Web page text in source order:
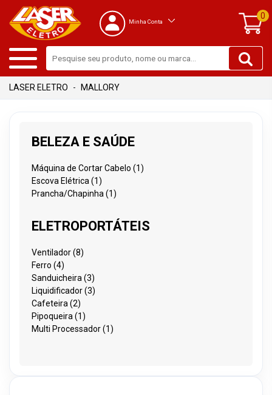
Minha Conta
0
MALLORY
BELEZA E SAÚDE
Máquina de Cortar Cabelo (1)
Escova Elétrica (1)
Prancha/Chapinha (1)
ELETROPORTÁTEIS
Ventilador (8)
Ferro (4)
Sanduicheira (3)
Liquidificador (3)
Cafeteira (2)
Pipoqueira (1)
Multi Processador (1)